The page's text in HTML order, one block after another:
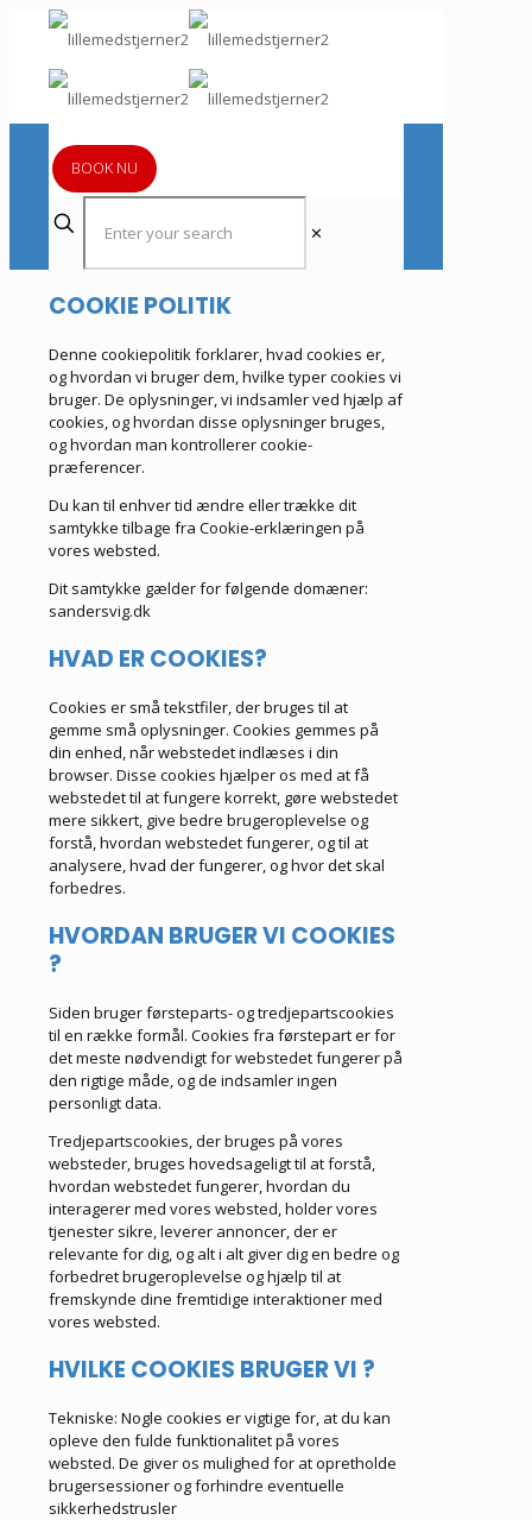
BOOK NU
✕
COOKIE POLITIK
Denne cookiepolitik forklarer, hvad cookies er,
og hvordan vi bruger dem, hvilke typer cookies vi
bruger. De oplysninger, vi indsamler ved hjælp af
cookies, og hvordan disse oplysninger bruges,
og hvordan man kontrollerer cookie-
præferencer.
Du kan til enhver tid ændre eller trække dit
samtykke tilbage fra Cookie-erklæringen på
vores websted.
Dit samtykke gælder for følgende domæner:
sandersvig.dk
HVAD ER COOKIES?
Cookies er små tekstfiler, der bruges til at
gemme små oplysninger. Cookies gemmes på
din enhed, når webstedet indlæses i din
browser. Disse cookies hjælper os med at få
webstedet til at fungere korrekt, gøre webstedet
mere sikkert, give bedre brugeroplevelse og
forstå, hvordan webstedet fungerer, og til at
analysere, hvad der fungerer, og hvor det skal
forbedres.
HVORDAN BRUGER VI COOKIES
?
Siden bruger førsteparts- og tredjepartscookies
til en række formål. Cookies fra førstepart er for
det meste nødvendigt for webstedet fungerer på
den rigtige måde, og de indsamler ingen
personligt data.
Tredjepartscookies, der bruges på vores
websteder, bruges hovedsageligt til at forstå,
hvordan webstedet fungerer, hvordan du
interagerer med vores websted, holder vores
tjenester sikre, leverer annoncer, der er
relevante for dig, og alt i alt giver dig en bedre og
forbedret brugeroplevelse og hjælp til at
fremskynde dine fremtidige interaktioner med
vores websted.
HVILKE COOKIES BRUGER VI ?
Tekniske: Nogle cookies er vigtige for, at du kan
opleve den fulde funktionalitet på vores
websted. De giver os mulighed for at opretholde
brugersessioner og forhindre eventuelle
sikkerhedstrusler